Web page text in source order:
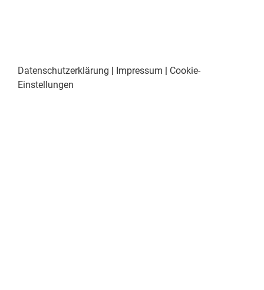
Datenschutzerklärung Impressum
Cookie-
Einstellungen